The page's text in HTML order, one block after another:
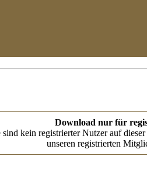
Download nur für
sind kein registrierter Nutzer auf
unseren registrierten